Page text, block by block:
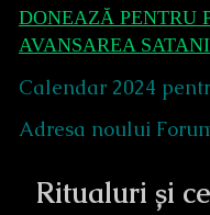
DONEAZĂ PENTRU
AVANSAREA
Calendar 2024
Adresa noului
Ritualuri și